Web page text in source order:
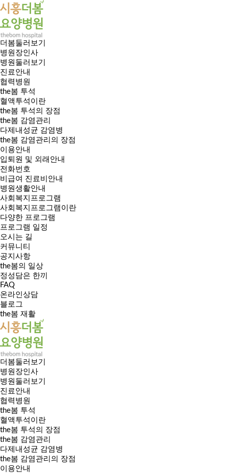
더봄둘러보기
병원장인사
병원둘러보기
진료안내
협력병원
the봄 투석
혈액투석이란
the봄 투석의 장점
the봄 감염관리
다제내성균 감염병
the봄 감염관리의 장점
이용안내
입퇴원 및 외래안내
전화번호
비급여 진료비안내
병원생활안내
사회복지프로그램
사회복지프로그램이란
다양한 프로그램
프로그램 일정
오시는 길
커뮤니티
공지사항
the봄의 일상
정성담은 한끼
FAQ
온라인상담
블로그
the봄 재활
더봄둘러보기
병원장인사
병원둘러보기
진료안내
협력병원
the봄 투석
혈액투석이란
the봄 투석의 장점
the봄 감염관리
다제내성균 감염병
the봄 감염관리의 장점
이용안내